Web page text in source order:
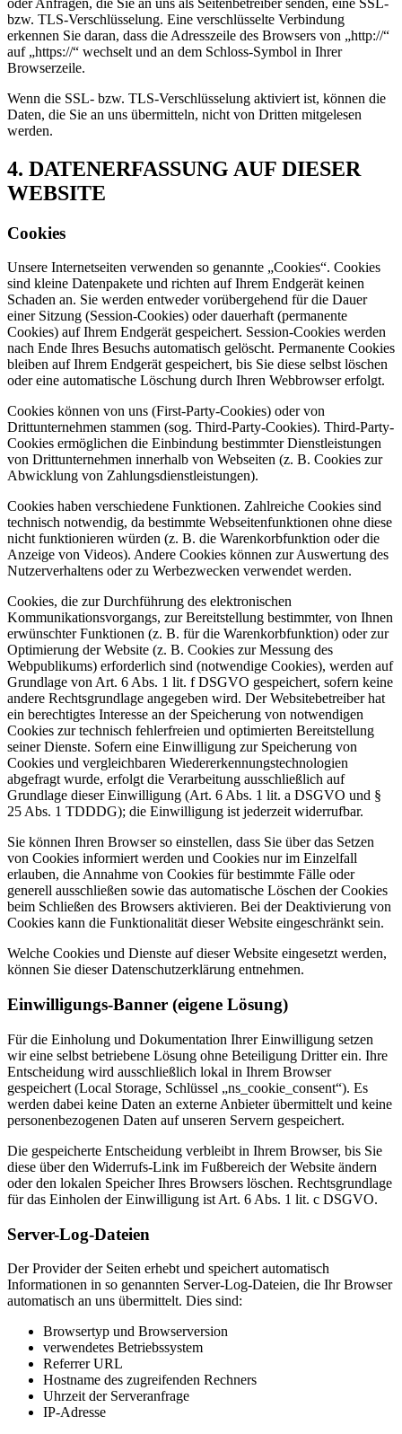
oder Anfragen, die Sie an uns als Seitenbetreiber senden, eine SSL-
bzw. TLS-Verschlüsselung. Eine verschlüsselte Verbindung
erkennen Sie daran, dass die Adresszeile des Browsers von „http://“
auf „https://“ wechselt und an dem Schloss-Symbol in Ihrer
Browserzeile.
Wenn die SSL- bzw. TLS-Verschlüsselung aktiviert ist, können die
Daten, die Sie an uns übermitteln, nicht von Dritten mitgelesen
werden.
4. DATENERFASSUNG AUF DIESER
WEBSITE
Cookies
Unsere Internetseiten verwenden so genannte „Cookies“. Cookies
sind kleine Datenpakete und richten auf Ihrem Endgerät keinen
Schaden an. Sie werden entweder vorübergehend für die Dauer
einer Sitzung (Session-Cookies) oder dauerhaft (permanente
Cookies) auf Ihrem Endgerät gespeichert. Session-Cookies werden
nach Ende Ihres Besuchs automatisch gelöscht. Permanente Cookies
bleiben auf Ihrem Endgerät gespeichert, bis Sie diese selbst löschen
oder eine automatische Löschung durch Ihren Webbrowser erfolgt.
Cookies können von uns (First-Party-Cookies) oder von
Drittunternehmen stammen (sog. Third-Party-Cookies). Third-Party-
Cookies ermöglichen die Einbindung bestimmter Dienstleistungen
von Drittunternehmen innerhalb von Webseiten (z. B. Cookies zur
Abwicklung von Zahlungsdienstleistungen).
Cookies haben verschiedene Funktionen. Zahlreiche Cookies sind
technisch notwendig, da bestimmte Webseitenfunktionen ohne diese
nicht funktionieren würden (z. B. die Warenkorbfunktion oder die
Anzeige von Videos). Andere Cookies können zur Auswertung des
Nutzerverhaltens oder zu Werbezwecken verwendet werden.
Cookies, die zur Durchführung des elektronischen
Kommunikationsvorgangs, zur Bereitstellung bestimmter, von Ihnen
erwünschter Funktionen (z. B. für die Warenkorbfunktion) oder zur
Optimierung der Website (z. B. Cookies zur Messung des
Webpublikums) erforderlich sind (notwendige Cookies), werden auf
Grundlage von Art. 6 Abs. 1 lit. f DSGVO gespeichert, sofern keine
andere Rechtsgrundlage angegeben wird. Der Websitebetreiber hat
ein berechtigtes Interesse an der Speicherung von notwendigen
Cookies zur technisch fehlerfreien und optimierten Bereitstellung
seiner Dienste. Sofern eine Einwilligung zur Speicherung von
Cookies und vergleichbaren Wiedererkennungstechnologien
abgefragt wurde, erfolgt die Verarbeitung ausschließlich auf
Grundlage dieser Einwilligung (Art. 6 Abs. 1 lit. a DSGVO und §
25 Abs. 1 TDDDG); die Einwilligung ist jederzeit widerrufbar.
Sie können Ihren Browser so einstellen, dass Sie über das Setzen
von Cookies informiert werden und Cookies nur im Einzelfall
erlauben, die Annahme von Cookies für bestimmte Fälle oder
generell ausschließen sowie das automatische Löschen der Cookies
beim Schließen des Browsers aktivieren. Bei der Deaktivierung von
Cookies kann die Funktionalität dieser Website eingeschränkt sein.
Welche Cookies und Dienste auf dieser Website eingesetzt werden,
können Sie dieser Datenschutzerklärung entnehmen.
Einwilligungs-Banner (eigene Lösung)
Für die Einholung und Dokumentation Ihrer Einwilligung setzen
wir eine selbst betriebene Lösung ohne Beteiligung Dritter ein. Ihre
Entscheidung wird ausschließlich lokal in Ihrem Browser
gespeichert (Local Storage, Schlüssel „ns_cookie_consent“). Es
werden dabei keine Daten an externe Anbieter übermittelt und keine
personenbezogenen Daten auf unseren Servern gespeichert.
Die gespeicherte Entscheidung verbleibt in Ihrem Browser, bis Sie
diese über den Widerrufs-Link im Fußbereich der Website ändern
oder den lokalen Speicher Ihres Browsers löschen. Rechtsgrundlage
für das Einholen der Einwilligung ist Art. 6 Abs. 1 lit. c DSGVO.
Server-Log-Dateien
Der Provider der Seiten erhebt und speichert automatisch
Informationen in so genannten Server-Log-Dateien, die Ihr Browser
automatisch an uns übermittelt. Dies sind:
Browsertyp und Browserversion
verwendetes Betriebssystem
Referrer URL
Hostname des zugreifenden Rechners
Uhrzeit der Serveranfrage
IP-Adresse